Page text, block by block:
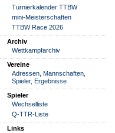
Turnierkalender TTBW
mini-Meisterschaften
TTBW Race 2026
Archiv
Wettkampfarchiv
Vereine
Adressen, Mannschaften,
Spieler, Ergebnisse
Spieler
Wechselliste
Q-TTR-Liste
Links